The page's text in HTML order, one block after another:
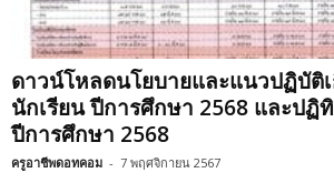
ดาวน์โหลดนโยบายและแนวปฏิบัติ
นักเรียน ปีการศึกษา 2568 และปฏิ
ปีการศึกษา 2568
ครูอาชีพดอทคอม - 7 พฤศจิกายน 2567